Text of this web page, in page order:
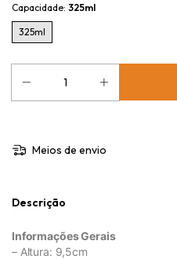
Capacidade: 325ml
325ml
Meios de envio
Descrição
Informações Gerais
– Altura: 9,5cm